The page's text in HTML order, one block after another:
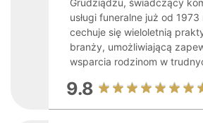
Grudziądzu, świadczący
usługi funeralne już od 1973
cechuje się wieloletnią
branży, umożliwiającą
wsparcia rodzinom w
9.8